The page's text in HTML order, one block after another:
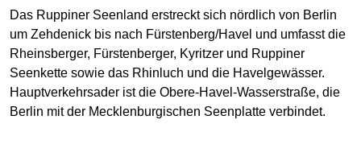
Das Ruppiner Seenland erstreckt sich nördlich von Berlin
um Zehdenick bis nach Fürstenberg/Havel und umfasst die
Rheinsberger, Fürstenberger, Kyritzer und Ruppiner
Seenkette sowie das Rhinluch und die Havelgewässer.
Hauptverkehrsader ist die Obere-Havel-Wasserstraße, die
Berlin mit der Mecklenburgischen Seenplatte verbindet.